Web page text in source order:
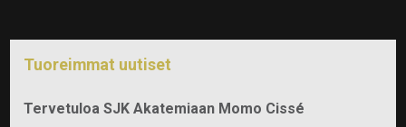
Tuoreimmat uutiset
Tervetuloa SJK Akatemiaan Momo Cissé